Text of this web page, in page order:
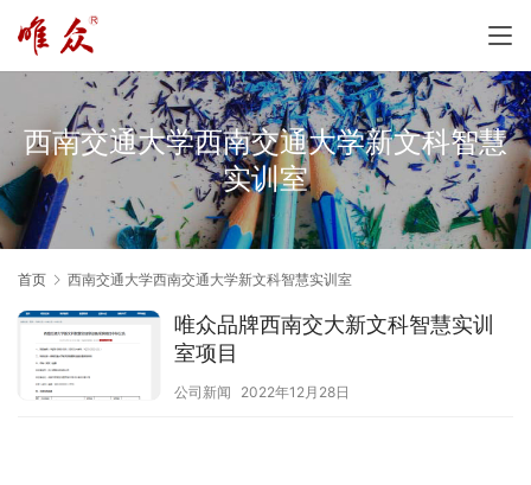
西南交通大学西南交通大学新文科智慧
实训室
首页 西南交通大学西南交通大学新文科智慧实训室
唯众品牌西南交大新文科智慧实训
室项目
公司新闻 2022年12月28日